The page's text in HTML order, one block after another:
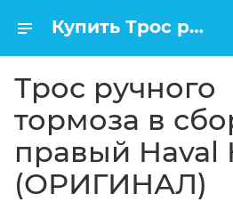
Купить Трос ручного тормоза в сборе правый Haval H6 (ОРИГИНАЛ) в Москве по низкой цене
Трос ручного
тормоза в
правый Haval
(ОРИГИНАЛ)